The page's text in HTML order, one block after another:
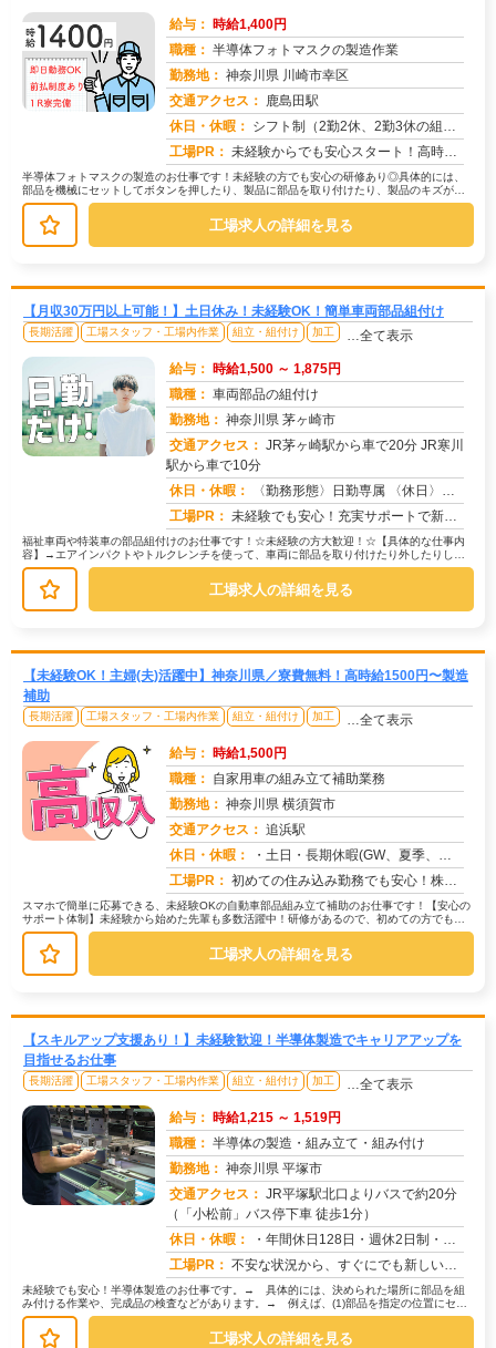
給与： 時給1,400円
職種： 半導体フォトマスクの製造作業
勤務地： 神奈川県 川崎市幸区
交通アクセス： 鹿島田駅
休日・休暇： シフト制（2勤2休、2勤3休の組合せ）
工場PR： 未経験からでも安心スタート！高時給1300円！→兵庫県で新生活を始めませんか？【寮付き】だから、家探し不要！ワンル...
半導体フォトマスクの製造のお仕事です！未経験の方でも安心の研修あり◎具体的には、
部品を機械にセットしてボタンを押したり、製品に部品を取り付けたり、製品のキズがな
いかチェックする作業などです。難し...
工場求人の詳細を見る
【月収30万円以上可能！】土日休み！未経験OK！簡単車両部品組付け
長期活躍 工場スタッフ・工場内作業 組立・組付け 加工 …全て表示
給与： 時給1,500 ～ 1,875円
職種： 車両部品の組付け
勤務地： 神奈川県 茅ヶ崎市
交通アクセス： JR茅ヶ崎駅から車で20分 JR寒川
駅から車で10分
休日・休暇：
〈勤務形態〉日勤専属 〈休日〉土日 ■ＧＷ ■夏季休暇 ■年末年始 ※会社カレンダーによる
工場PR： 未経験でも安心！充実サポートで新しい一歩を踏み出せます！☆全国2500件以上の求人から、あなたに最適な仕事が見つか...
福祉車両や特装車の部品組付けのお仕事です！☆未経験の方大歓迎！☆【具体的な仕事内
容】→エアインパクトやトルクレンチを使って、車両に部品を取り付けたり外したりしま
す。→作業は難しくありません。→持...
工場求人の詳細を見る
【未経験OK！主婦(夫)活躍中】神奈川県／寮費無料！高時給1500円〜製造
補助
長期活躍 工場スタッフ・工場内作業 組立・組付け 加工 …全て表示
給与： 時給1,500円
職種： 自家用車の組み立て補助業務
勤務地： 神奈川県 横須賀市
交通アクセス： 追浜駅
休日・休暇：
・土日・長期休暇(GW、夏季、年末年始)
工場PR： 初めての住み込み勤務でも安心！株式会社京栄センターで新しい一歩を踏み出しませんか？→家具付き寮が初期費用０円で利用...
スマホで簡単に応募できる、未経験OKの自動車部品組み立て補助のお仕事です！【安心の
サポート体制】未経験から始めた先輩も多数活躍中！研修があるので、初めての方でも安
心してスタートできます。【具体的...
工場求人の詳細を見る
【スキルアップ支援あり！】未経験歓迎！半導体製造でキャリアアップを
目指せるお仕事
長期活躍 工場スタッフ・工場内作業 組立・組付け 加工 …全て表示
給与： 時給1,215 ～ 1,519円
職種： 半導体の製造・組み立て・組み付け
勤務地： 神奈川県 平塚市
交通アクセス： JR平塚駅北口よりバスで約20分
（「小松前」バス停下車 徒歩1分）
休日・休暇：
・年間休日128日・週休2日制・祝日休み（一部例外あり）・年3回、各9連休の長期休暇（GW・夏期・年末年始）・有給...
工場PR： 不安な状況から、すぐにでも新しい一歩を踏み出したいあなたへ。→家具付き寮が用意されているので、手ぶらで入寮OK！ ...
未経験でも安心！半導体製造のお仕事です。→ 具体的には、決められた場所に部品を組
み付ける作業や、完成品の検査などがあります。→ 例えば、(1)部品を指定の位置にセッ
トし、機械に組み込みます。(2...
工場求人の詳細を見る